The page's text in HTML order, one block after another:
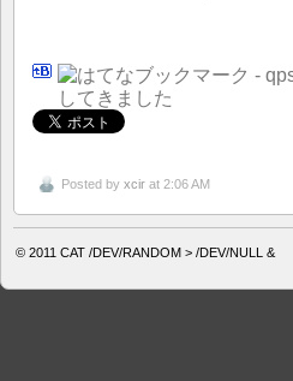
Posted by xcir at 2:06 AM
© 2011 CAT /DEV/RANDOM > /DEV/NULL &